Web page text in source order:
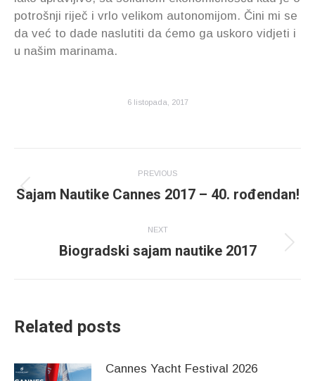
potrošnji riječ i vrlo velikom autonomijom. Čini mi se
da već to dade naslutiti da ćemo ga uskoro vidjeti i
u našim marinama.
6 listopada, 2017
navigation
PREVIOUS
Previous
Sajam Nautike Cannes 2017 – 40. rođendan!
NEXT
Next
Biogradski sajam nautike 2017
Related posts
Cannes Yacht Festival 2026